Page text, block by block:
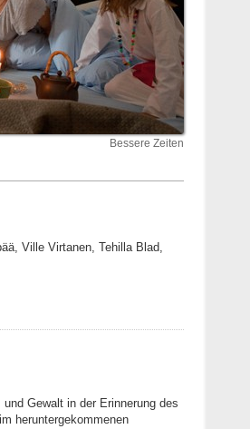
Bessere Zeiten
Ville Virtanen, Tehilla Blad,
Gewalt in der Erinnerung des
heruntergekommenen